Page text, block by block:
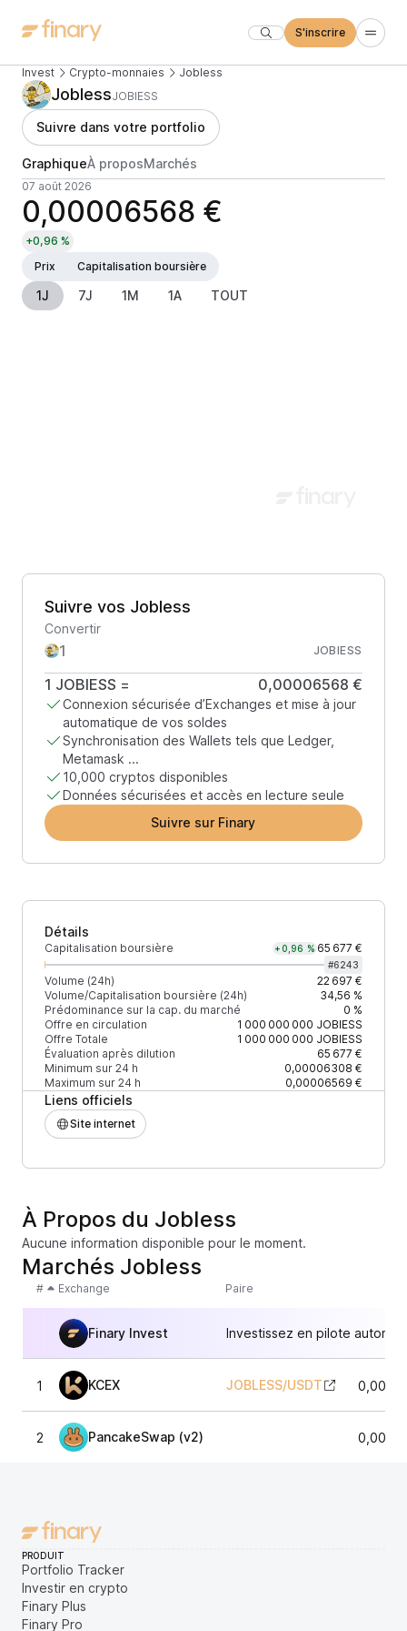
S'inscrire
Invest Crypto-monnaies JobIess
JobIessJOBIESS
Suivre dans votre portfolio
GraphiqueÀ proposMarchés
07 août 2026
0,00006568 €
+0,96 %
Prix
Capitalisation boursière
1J 7J 1M 1A TOUT
Suivre vos JobIess
Convertir
JOBIESS
1 JOBIESS = 0,00006568 €
Connexion sécurisée d’Exchanges et mise à jour
automatique de vos soldes
Synchronisation des Wallets tels que Ledger,
Metamask ...
10,000 cryptos disponibles
Données sécurisées et accès en lecture seule
Suivre sur Finary
Détails
Capitalisation boursière +0,96 % 65 677 €
#6243
Volume (24h)
22 697 €
Volume/Capitalisation boursière (24h)
34,56 %
Prédominance sur la cap. du marché
0 %
Offre en circulation
1 000 000 000 JOBIESS
Offre Totale
1 000 000 000 JOBIESS
Évaluation après dilution
65 677 €
Minimum sur 24 h
0,00006308 €
Maximum sur 24 h
0,00006569 €
Liens officiels
Site internet
À Propos du JobIess
Aucune information disponible pour le moment.
Marchés JobIess
# Exchange Paire
Finary Invest Investissez en pilote
1 KCEX JOBLESS/USDT
2 PancakeSwap (v2)
PRODUIT
Portfolio Tracker
Investir en crypto
Finary Plus
Finary Pro